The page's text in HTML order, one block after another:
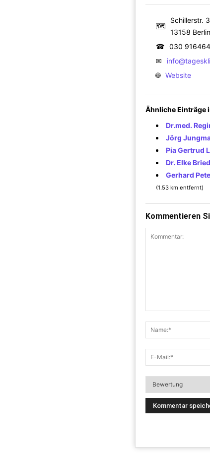
🗺
Schillerstr. 3
13158 Berlin
☎ 030
✉
🌐 Website
Ähnliche Einträge
Dr.med.
Jörg
Pia Gertrud
Dr. Elke
Gerhard
(1.53 km entfernt)
Kommentieren